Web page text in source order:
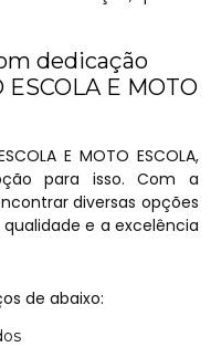
dedicação
E MOTO
E MOTO ESCOLA,
para isso. Com a
diversas opções
e a excelência
de abaixo: